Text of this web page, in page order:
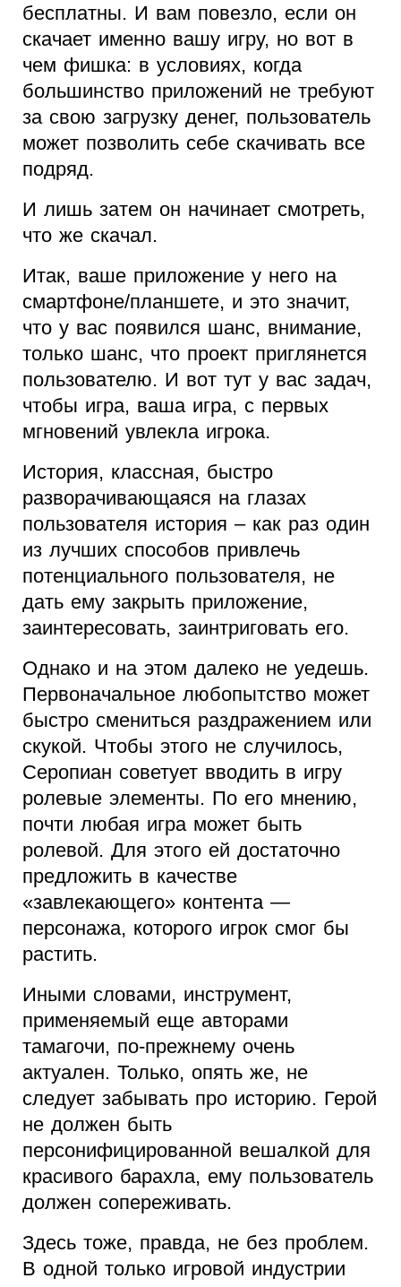
бесплатны. И вам повезло, если он
скачает именно вашу игру, но вот в
чем фишка: в условиях, когда
большинство приложений не требуют
за свою загрузку денег, пользователь
может позволить себе скачивать все
подряд.
И лишь затем он начинает смотреть,
что же скачал.
Итак, ваше приложение у него на
смартфоне/планшете, и это значит,
что у вас появился шанс, внимание,
только шанс, что проект приглянется
пользователю. И вот тут у вас задач,
чтобы игра, ваша игра, с первых
мгновений увлекла игрока.
История, классная, быстро
разворачивающаяся на глазах
пользователя история – как раз один
из лучших способов привлечь
потенциального пользователя, не
дать ему закрыть приложение,
заинтересовать, заинтриговать его.
Однако и на этом далеко не уедешь.
Первоначальное любопытство может
быстро смениться раздражением или
скукой. Чтобы этого не случилось,
Серопиан советует вводить в игру
ролевые элементы. По его мнению,
почти любая игра может быть
ролевой. Для этого ей достаточно
предложить в качестве
«завлекающего» контента —
персонажа, которого игрок смог бы
растить.
Иными словами, инструмент,
применяемый еще авторами
тамагочи, по-прежнему очень
актуален. Только, опять же, не
следует забывать про историю. Герой
не должен быть
персонифицированной вешалкой для
красивого барахла, ему пользователь
должен сопереживать.
Здесь тоже, правда, не без проблем.
В одной только игровой индустрии